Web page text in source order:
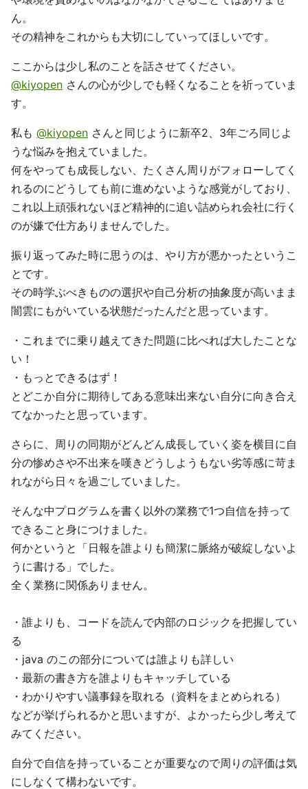
ん。
その精神をこれからも大切にしていってほしいです。
ここからは少し私のことを話させてください。
@kiyopen さんの心が少しでも軽くなることを祈っていま
す。
私も @kiyopen さんと同じように新卒2、3年ごろ同じよ
うな悩みを抱えていました。
何をやっても成長しない、たくさん周りがフォローしてく
れるのにどうしても前に進めないような感覚がしており、
これ以上頑張れないほど精神的に追い詰められ会社に行く
のが嫌で仕方ありませんでした。
振り返ってみた時に思うのは、やり方が悪かったというこ
とです。
その時学ぶべきものの選択や自己分析の抽象度が高いまま
闇雲にもがいている状態だったんだと思っています。
・これまでに乗り越えてきた問題に比べれば大したことな
い！
・もっとできるはず！
とどこか自分に期待してある意味出来ない自分に向き合え
てなかったと思っています。
さらに、周りの同期がどんどん成長していく姿を横目に自
分の惨めさや不出来を嘆きどうしようもない劣等感に苛ま
れながら日々を過ごしていました。
そんな中プログラムを書く以外の業務で1つ自信を持って
できること身につけました。
何かというと「日報を誰よりも簡潔に脈絡が破綻しないよ
うに書ける」でした。
全く業務に関係ありません。
・誰よりも、コードを読んで内部のロジックを把握してい
る
・java のこの部分については誰よりも詳しい
・最新の書き方を誰よりもキャッチしている
・わかりやすい議事録を取れる（資料をまとめられる）
などが挙げられるかと思いますが、よかったら少し考えて
みてください。
自分で自信を持っていることが重要なので周りの評価は気
にしなくて構わないです。